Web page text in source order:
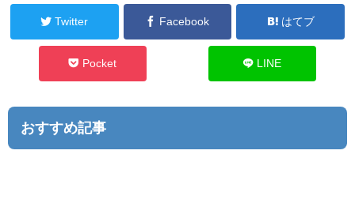
Twitter Facebook はてブ
Pocket LINE
おすすめ記事